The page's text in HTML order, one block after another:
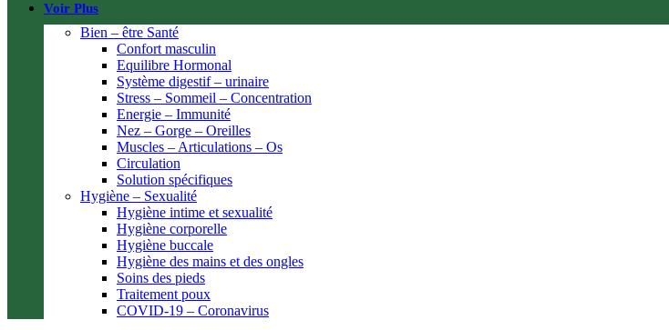
Voir Plus
Bien – être Santé
Confort masculin
Equilibre Hormonal
Système digestif – urinaire
Stress – Sommeil – Concentration
Energie – Immunité
Nez – Gorge – Oreilles
Muscles – Articulations – Os
Circulation
Solution spécifiques
Hygiène – Sexualité
Hygiène intime et sexualité
Hygiène corporelle
Hygiène buccale
Hygiène des mains et des ongles
Soins des pieds
Traitement poux
COVID-19 – Coronavirus